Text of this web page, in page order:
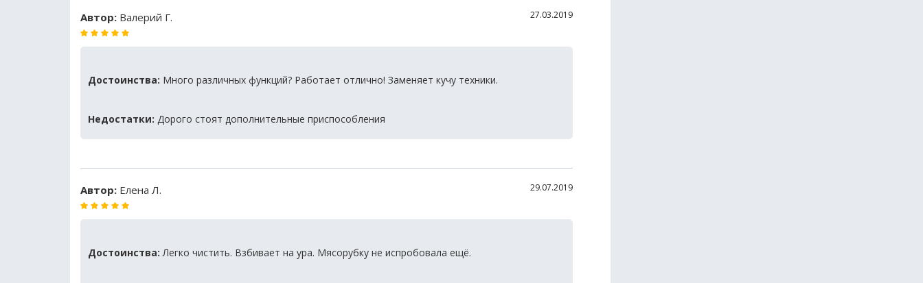
Автор: Валерий Г. 27.03.2019
Достоинства: Много различных функций? Работает отлично! Заменяет кучу техники.
Недостатки: Дорого стоят дополнительные приспособления
Автор: Елена Л. 29.07.2019
Достоинства: Легко чистить. Взбивает на ура. Мясорубку не испробовала ещё.